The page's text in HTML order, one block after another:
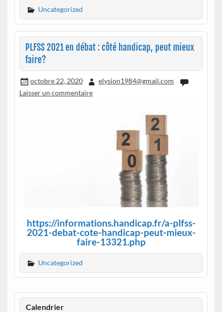
Uncategorized
PLFSS 2021 en débat : côté handicap, peut mieux
faire?
octobre 22, 2020
elysion1984@gmail.com
Laisser un commentaire
https://informations.handicap.fr/a-plfss-
2021-debat-cote-handicap-peut-mieux-
faire-13321.php
Uncategorized
Calendrier